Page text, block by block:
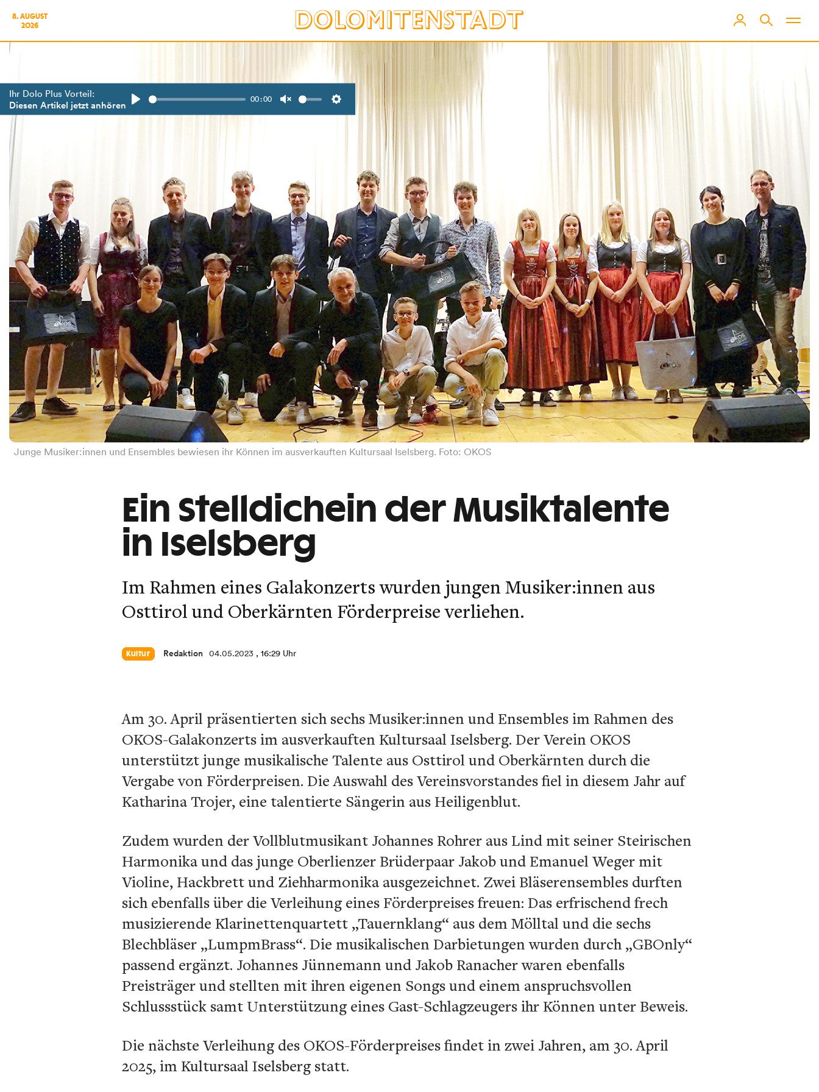
8. AUGUST
2026
Ihr Dolo Plus Vorteil:
Diesen Artikel jetzt anhören
Play
00:00
Unmute Settings
Junge Musiker:innen und Ensembles bewiesen ihr Können im ausverkauften Kultursaal Iselsberg. Foto: OKOS
Ein Stelldichein der Musiktalente
in Iselsberg
Im Rahmen eines Galakonzerts wurden jungen Musiker:innen aus
Osttirol und Oberkärnten Förderpreise verliehen.
Kultur Redaktion 04.05.2023 , 16:29 Uhr
Am 30. April präsentierten sich sechs Musiker:innen und Ensembles im Rahmen des
OKOS-Galakonzerts im ausverkauften Kultursaal Iselsberg. Der Verein OKOS
unterstützt junge musikalische Talente aus Osttirol und Oberkärnten durch die
Vergabe von Förderpreisen. Die Auswahl des Vereinsvorstandes fiel in diesem Jahr auf
Katharina Trojer, eine talentierte Sängerin aus Heiligenblut.
Zudem wurden der Vollblutmusikant Johannes Rohrer aus Lind mit seiner Steirischen
Harmonika und das junge Oberlienzer Brüderpaar Jakob und Emanuel Weger mit
Violine, Hackbrett und Ziehharmonika ausgezeichnet. Zwei Bläserensembles durften
sich ebenfalls über die Verleihung eines Förderpreises freuen: Das erfrischend frech
musizierende Klarinettenquartett „Tauernklang“ aus dem Mölltal und die sechs
Blechbläser „LumpmBrass“. Die musikalischen Darbietungen wurden durch „GBOnly“
passend ergänzt. Johannes Jünnemann und Jakob Ranacher waren ebenfalls
Preisträger und stellten mit ihren eigenen Songs und einem anspruchsvollen
Schlussstück samt Unterstützung eines Gast-Schlagzeugers ihr Können unter Beweis.
Die nächste Verleihung des OKOS-Förderpreises findet in zwei Jahren, am 30. April
2025, im Kultursaal Iselsberg statt.